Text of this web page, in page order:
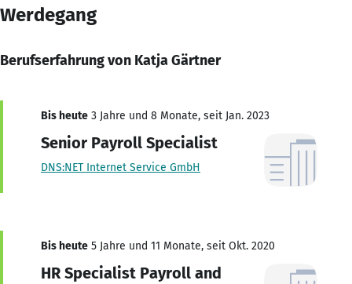
Werdegang
Berufserfahrung von Katja Gärtner
Bis heute 3 Jahre und 8 Monate, seit Jan. 2023
Senior Payroll Specialist
DNS:NET Internet Service GmbH
Bis heute 5 Jahre und 11 Monate, seit Okt. 2020
HR Specialist Payroll and